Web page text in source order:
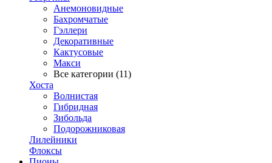
Анемоновидные
Бахромчатые
Гэллери
Декоративные
Кактусовые
Макси
Все категории (11)
Хоста
Волнистая
Гибридная
Зибольда
Подорожниковая
Лилейники
Флоксы